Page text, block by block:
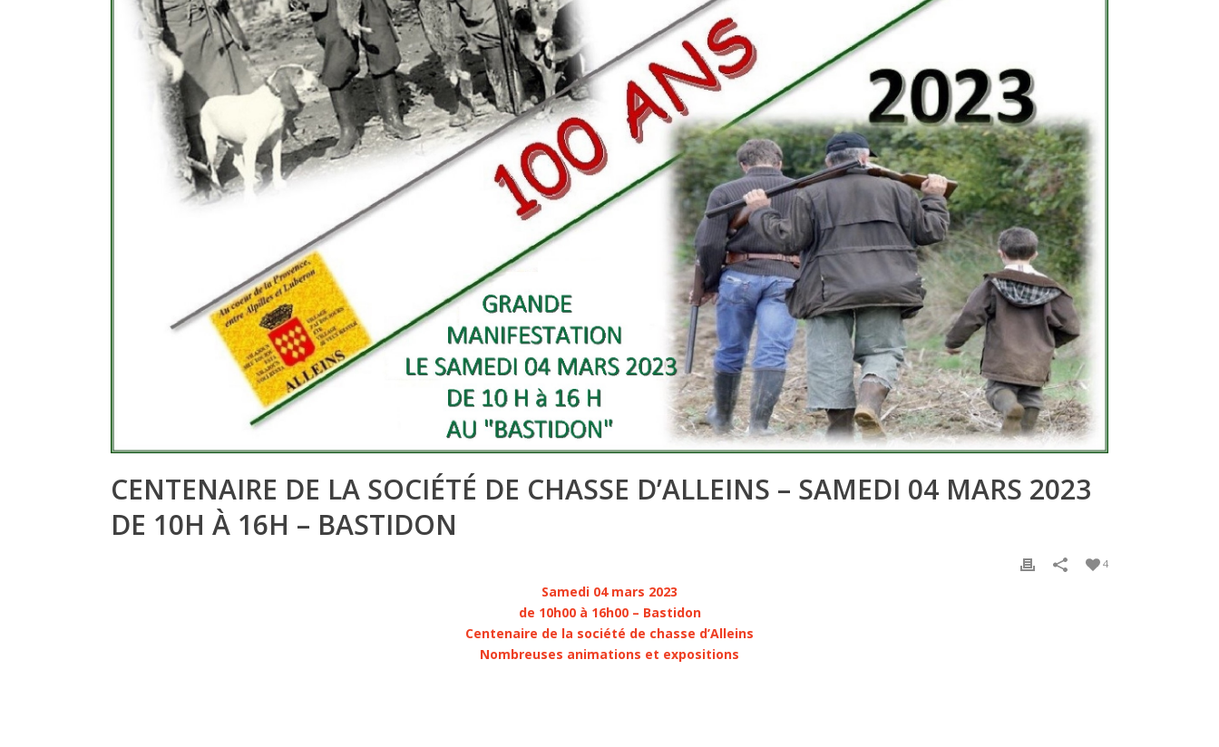
CENTENAIRE DE LA SOCIÉTÉ DE CHASSE D’ALLEINS – SAMEDI 04 MARS 2023
DE 10H À 16H – BASTIDON
4
Samedi 04 mars 2023
de 10h00 à 16h00 – Bastidon
Centenaire de la société de chasse d’Alleins
Nombreuses animations et expositions